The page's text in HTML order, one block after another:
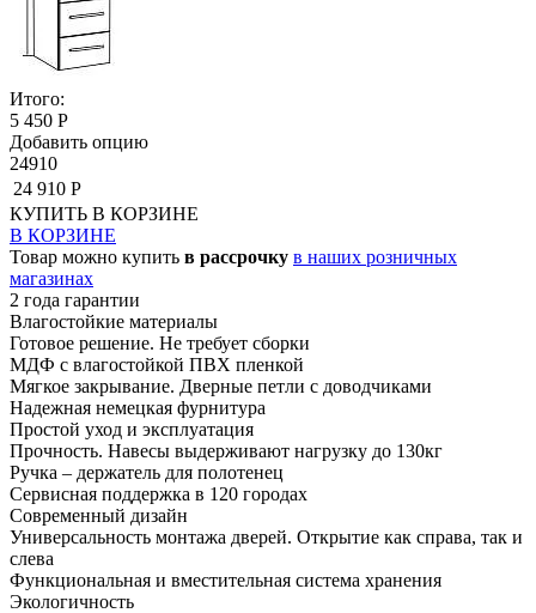
Итого:
5 450 Р
Добавить опцию
24910
24 910 Р
КУПИТЬ В КОРЗИНЕ
В КОРЗИНЕ
Товар можно купить в рассрочку в наших розничных
магазинах
2 года гарантии
Влагостойкие материалы
Готовое решение. Не требует сборки
МДФ с влагостойкой ПВХ пленкой
Мягкое закрывание. Дверные петли с доводчиками
Надежная немецкая фурнитура
Простой уход и эксплуатация
Прочность. Навесы выдерживают нагрузку до 130кг
Ручка – держатель для полотенец
Сервисная поддержка в 120 городах
Современный дизайн
Универсальность монтажа дверей. Открытие как справа, так и
слева
Функциональная и вместительная система хранения
Экологичность